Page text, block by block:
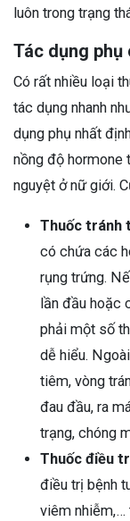
luôn trong trạng
Tác dụng phụ
Có rất nhiều loại
tác dụng nhanh
dụng phụ nhất
nồng độ hormone
nguyệt ở nữ giới.
Thuốc tránh
có chứa các
rụng trứng.
lần đầu hoặc
phải một số
dễ hiểu.
tiêm, vòng
đau đầu, ra
trạng, chóng
Thuốc điều
điều trị bệnh
viêm nhiễm,…